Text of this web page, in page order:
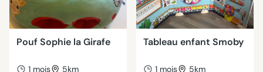
Pouf Sophie la Girafe
1 mois 5km
Tableau enfant Smoby
1 mois 5km